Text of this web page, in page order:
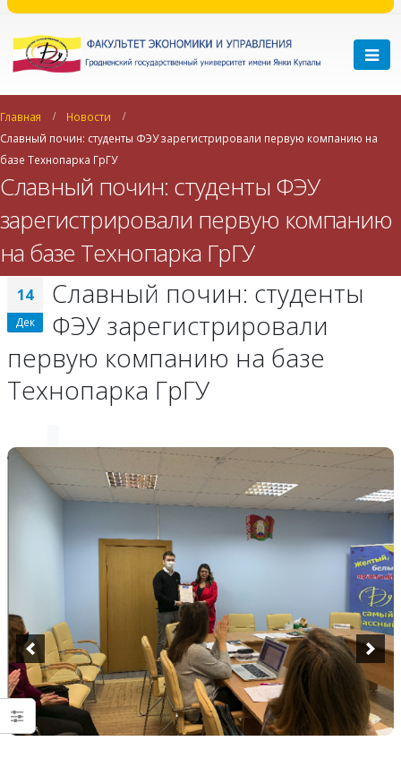
Главная
Новости
Славный почин: студенты ФЭУ зарегистрировали первую компанию на
базе Технопарка ГрГУ
Славный почин: студенты ФЭУ
зарегистрировали первую компанию
на базе Технопарка ГрГУ
14
Дек
Славный почин: студенты
ФЭУ зарегистрировали
первую компанию на базе
Технопарка ГрГУ